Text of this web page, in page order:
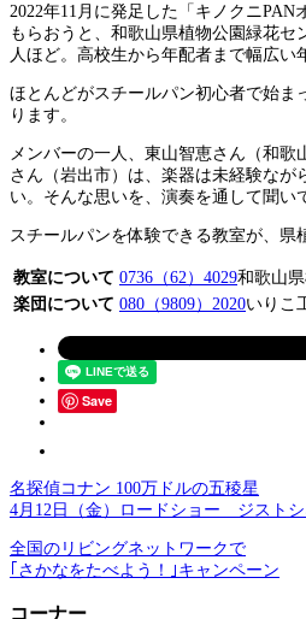
2022年11月に発足した「キノクニ
もらおうと、和歌山県植物公園緑花
人ほど。高校生から年配者まで幅広い
ほとんどがスチールパン初心者で始ま
ります。
メンバーの一人、東山智恵さん（和
さん（岩出市）は、楽器は未経験な
い。そんな思いを、演奏を通して聞い
スチールパンを体験できる教室が、県
教室について 0736（62）4029和歌山
楽団について 080（9809）2020いりこ
Save
名探偵コナン 100万ドルの五稜星
4月12日（金）ロードショー ジスト
全国のリビングネットワークで
｢さかなをたべよう！｣キャンペーン
コーナー